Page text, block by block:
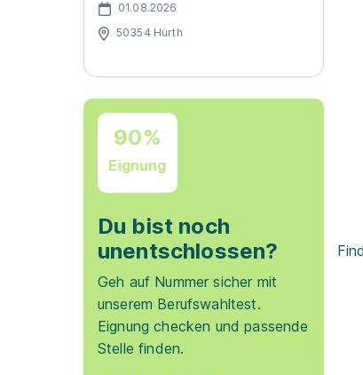
01.08.2026
50354 Hürth
90%
Eignung
Du bist noch
unentschlossen?
Geh auf Nummer sicher mit
unserem Berufswahltest.
Eignung checken und passende
Stelle finden.